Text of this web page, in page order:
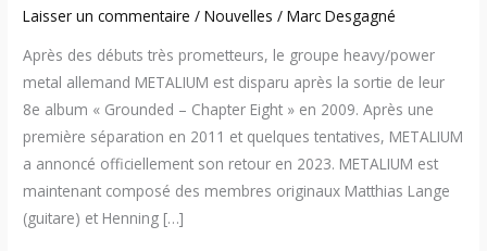
Laisser un commentaire /Nouvelles /Marc Desgagné
Après des débuts très prometteurs, le groupe heavy/power
metal allemand METALIUM est disparu après la sortie de leur
8e album « Grounded – Chapter Eight » en 2009. Après une
première séparation en 2011 et quelques tentatives, METALIUM
a annoncé officiellement son retour en 2023. METALIUM est
maintenant composé des membres originaux Matthias Lange
(guitare) et Henning […]